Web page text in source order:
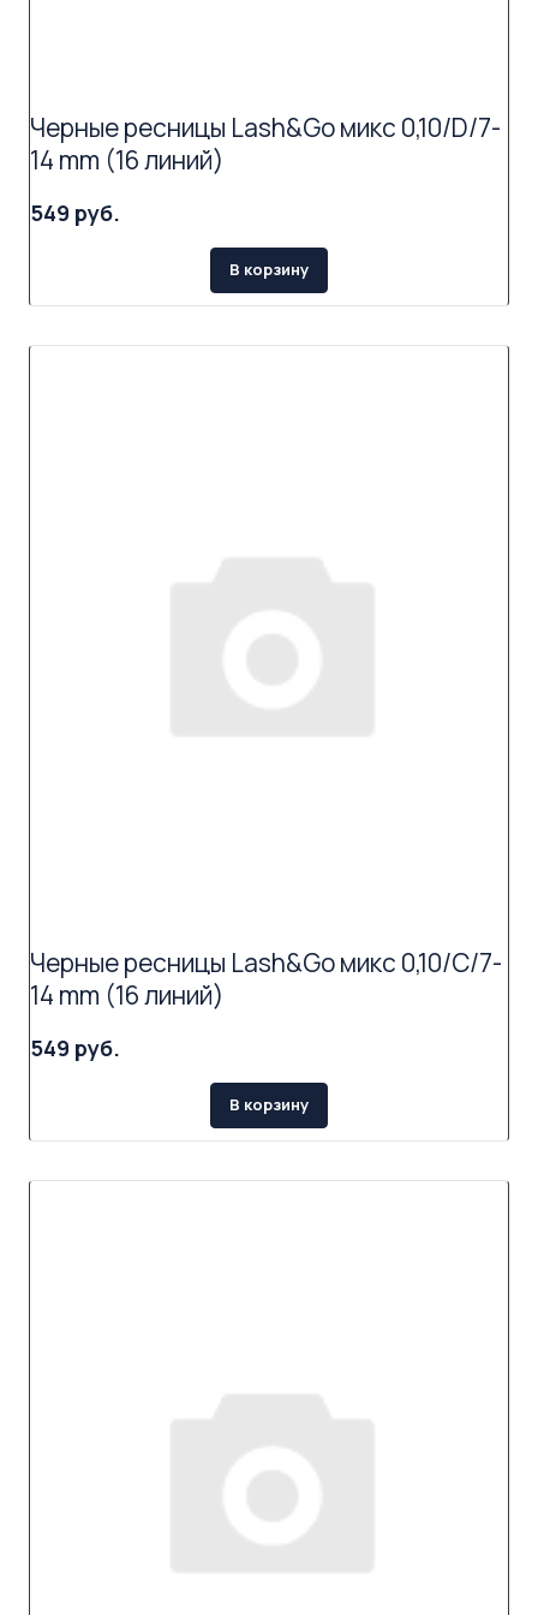
Черные ресницы Lash&Go микс 0,10/D/7-
14 mm (16 линий)
549 руб.
В корзину
Черные ресницы Lash&Go микс 0,10/C/7-
14 mm (16 линий)
549 руб.
В корзину